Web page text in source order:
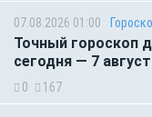
07.08.2026 01:00
Точный гороскоп
сегодня — 7
0 167